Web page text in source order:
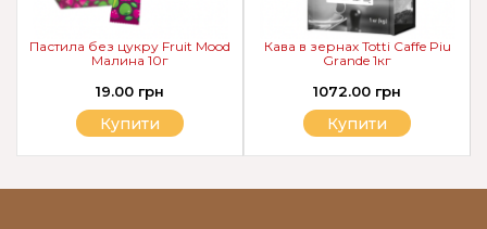
Кава в зернах Totti Caffe Piu
Grande 1кг
1072.00 грн
Купити
Пастила без цукру Fruit Mood
Малина 10г
19.00 грн
Купити